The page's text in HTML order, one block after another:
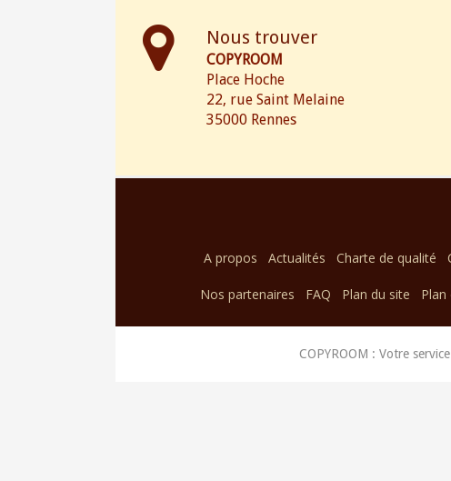
Nous trouver
COPYROOM
Place Hoche
22, rue Saint Melaine
35000 Rennes
A propos Actualités Charte de qualité
Nos partenaires FAQ Plan du site Plan
COPYROOM : Votre